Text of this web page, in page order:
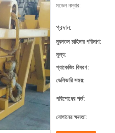
মডেল নম্বার:
প্রদান:
ন্যূনতম চাহিদার পরিমাণ:
মূল্য:
প্যাকেজিং বিবরণ:
ডেলিভারি সময়:
পরিশোধের শর্ত:
যোগানের ক্ষমতা: